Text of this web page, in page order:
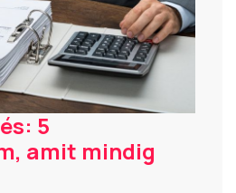
5
amit mindig